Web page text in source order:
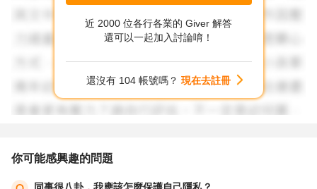
近 2000 位各行各業的 Giver 解答
還可以一起加入討論唷！
還沒有 104 帳號嗎？ 現在去註冊
你可能感興趣的問題